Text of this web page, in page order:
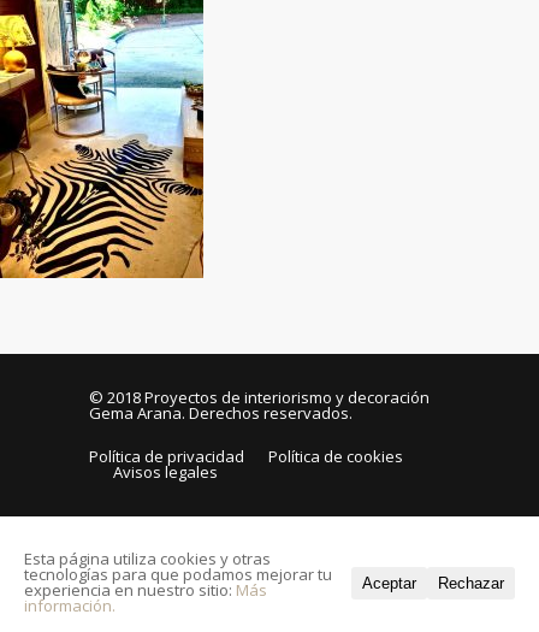
© 2018Proyectos de interiorismo y decoración
Gema Arana. Derechos reservados.
Política de privacidad
Política de cookies
Avisos legales
Esta página utiliza cookies y otras
tecnologías para que podamos mejorar tu
experiencia en nuestro sitio: Más
información.
Aceptar Rechazar